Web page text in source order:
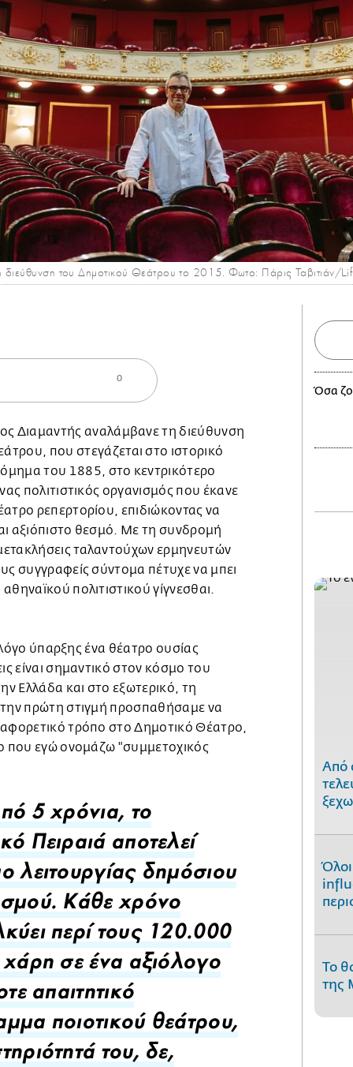
διεύθυνση του Δημοτικού Θεάτρου το 2015. Φωτο: Πάρις Ταβιτιάν/
0
Διαμαντής αναλάμβανε τη διεύθυνση
που στεγάζεται στο ιστορικό
του 1885, στο κεντρικότερο
πολιτιστικός οργανισμός που έκανε
ρεπερτορίου, επιδιώκοντας να
αξιόπιστο θεσμό. Με τη συνδρομή
ταλαντούχων ερμηνευτών
συγγραφείς σύντομα πέτυχε να μπει
πολιτιστικού γίγνεσθαι.
λόγο ύπαρξης ένα θέατρο ουσίας
είναι σημαντικό στον κόσμο του
Ελλάδα και στο εξωτερικό, τη
πρώτη στιγμή προσπαθήσαμε να
τρόπο στο Δημοτικό Θέατρο,
που εγώ ονομάζω "συμμετοχικός
5 χρόνια, το
Πειραιά αποτελεί
λειτουργίας δημόσιου
Κάθε χρόνο
περί τους 120.000
χάρη σε ένα αξιόλογο
απαιτητικό
ποιοτικού θεάτρου,
του, δε,
Όσα
Από
Το
της